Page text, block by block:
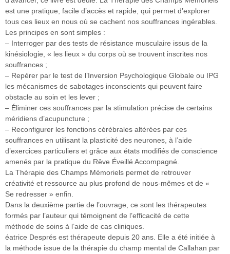
est une pratique, facile d’accès et rapide, qui permet d’explorer
tous ces lieux en nous où se cachent nos souffrances ingérables.
Les principes en sont simples :
– Interroger par des tests de résistance musculaire issus de la
kinésiologie, « les lieux » du corps où se trouvent inscrites nos
souffrances ;
– Repérer par le test de l’Inversion Psychologique Globale ou IPG
les mécanismes de sabotages inconscients qui peuvent faire
obstacle au soin et les lever ;
– Éliminer ces souffrances par la stimulation précise de certains
méridiens d’acupuncture ;
– Reconfigurer les fonctions cérébrales altérées par ces
souffrances en utilisant la plasticité des neurones, à l’aide
d’exercices particuliers et grâce aux états modifiés de conscience
amenés par la pratique du Rêve Éveillé Accompagné.
La Thérapie des Champs Mémoriels permet de retrouver
créativité et ressource au plus profond de nous-mêmes et de «
Se redresser » enfin.
Dans la deuxième partie de l’ouvrage, ce sont les thérapeutes
formés par l’auteur qui témoignent de l’efficacité de cette
méthode de soins à l’aide de cas cliniques.
éatrice Després est thérapeute depuis 20 ans. Elle a été initiée à
la méthode issue de la thérapie du champ mental de Callahan par